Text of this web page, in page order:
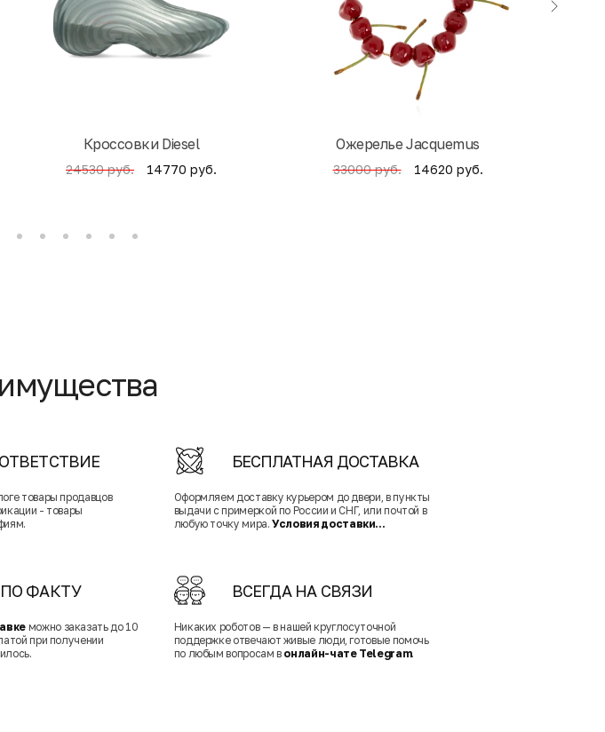
Кроссовки Diesel
24530 руб. 14770 руб.
Ожерелье Jacquemus
33000 руб. 14620 руб.
товары продавцов
- товары
БЕСПЛАТНАЯ ДОСТАВКА
Оформляем доставку курьером до двери, в пункты
выдачи с примеркой по России и СНГ, или почтой в
любую точку мира.Условия доставки...
ФАКТУ
можно заказать до 10
при получении
ВСЕГДА НА СВЯЗИ
Никаких роботов — в нашей круглосуточной
поддержке отвечают живые люди, готовые помочь
по любым вопросам в онлайн-чате Telegram.